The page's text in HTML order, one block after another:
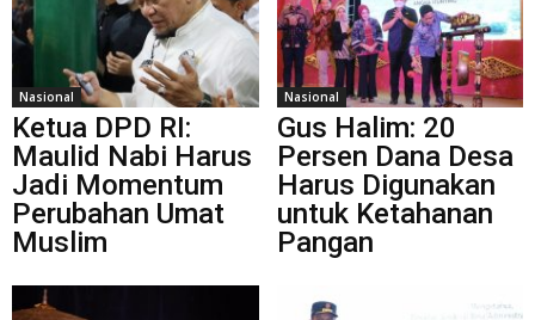
Nasional
Ketua DPD RI:
Maulid Nabi Harus
Jadi Momentum
Perubahan Umat
Muslim
Nasional
Gus Halim: 20
Persen Dana Desa
Harus Digunakan
untuk Ketahanan
Pangan